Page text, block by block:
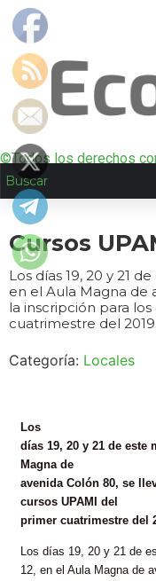
©Todos los derechos
Cursos
Los días 19, 20 y 21
en el Aula Magna de
la inscripción para
cuatrimestre del 2019.
Categoría: Locales
Los
días 19, 20 y 21 de este
Magna de
avenida Colón 80, se
cursos UPAMI del
primer cuatrimestre del
Los días 19, 20 y 21 de
12, en el Aula Magna de